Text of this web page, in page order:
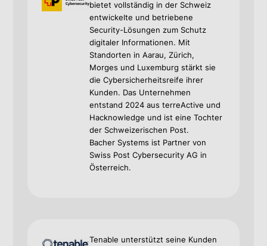
bietet vollständig in der Schweiz
entwickelte und betriebene
Security-Lösungen zum Schutz
digitaler Informationen. Mit
Standorten in Aarau, Zürich,
Morges und Luxemburg stärkt sie
die Cybersicherheitsreife ihrer
Kunden. Das Unternehmen
entstand 2024 aus terreActive und
Hacknowledge und ist eine Tochter
der Schweizerischen Post.
Bacher Systems ist Partner von
Swiss Post Cybersecurity AG in
Österreich.
Tenable unterstützt seine Kunden